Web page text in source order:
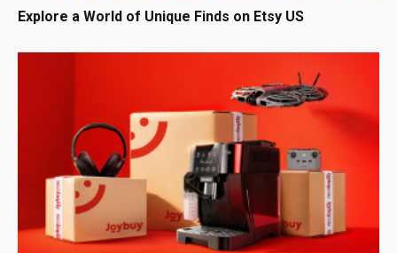
Explore a World of Unique Finds on Etsy US